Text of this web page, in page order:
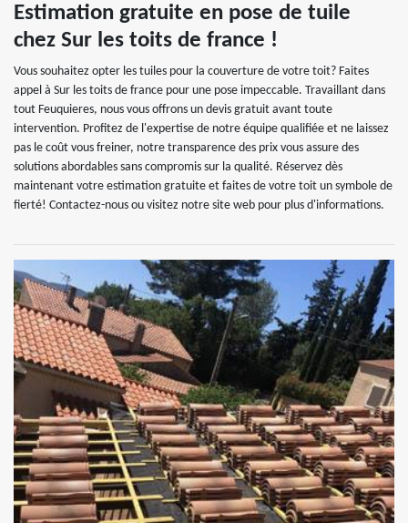
Estimation gratuite en pose de tuile
chez Sur les toits de france !
Vous souhaitez opter les tuiles pour la couverture de votre toit? Faites
appel à Sur les toits de france pour une pose impeccable. Travaillant dans
tout Feuquieres, nous vous offrons un devis gratuit avant toute
intervention. Profitez de l'expertise de notre équipe qualifiée et ne laissez
pas le coût vous freiner, notre transparence des prix vous assure des
solutions abordables sans compromis sur la qualité. Réservez dès
maintenant votre estimation gratuite et faites de votre toit un symbole de
fierté! Contactez-nous ou visitez notre site web pour plus d'informations.